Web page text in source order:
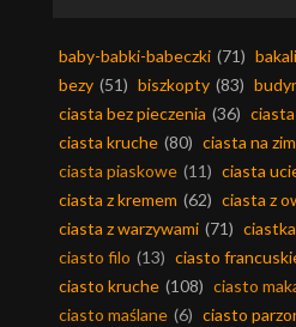
baby-babki-babeczki (71)
bezy (51) biszkopty (83)
ciasta bez pieczenia (36)
ciasta kruche (80) ciasta na
ciasta piaskowe (11) ciasta
ciasta z kremem (62) ciasta z
ciasta z warzywami (71)
ciasto filo (13) ciasto
ciasto kruche (108) ciasto
ciasto maślane (6) ciasto